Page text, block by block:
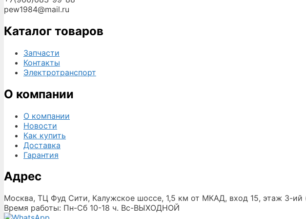
pew1984@mail.ru
Каталог товаров
Запчасти
Контакты
Электротранспорт
О компании
О компании
Новости
Как купить
Доставка
Гарантия
Адрес
Москва, ТЦ Фуд Сити, Калужское шоссе, 1,5 км от МКАД, вход 15, этаж 3-ий
Время работы: Пн-Сб 10-18 ч. Вс-ВЫХОДНОЙ